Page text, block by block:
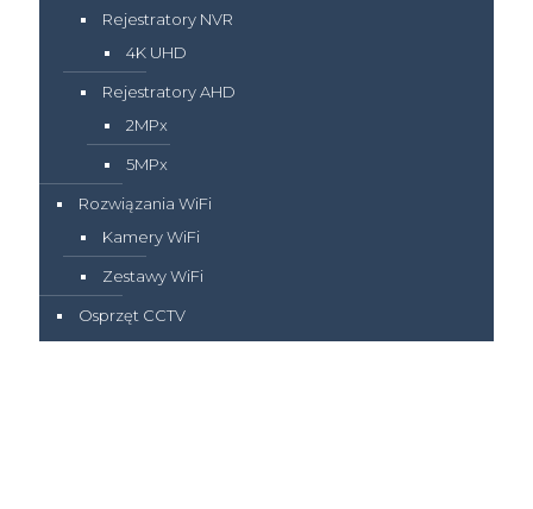
Rejestratory NVR
4K UHD
Rejestratory AHD
2MPx
5MPx
Rozwiązania WiFi
Kamery WiFi
Zestawy WiFi
Osprzęt CCTV